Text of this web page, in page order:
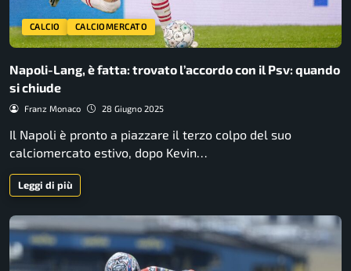
CALCIO CALCIOMERCATO
Napoli-Lang, è fatta: trovato l’accordo con il Psv: quando
si chiude
Franz Monaco 28 Giugno 2025
Il Napoli è pronto a piazzare il terzo colpo del suo
calciomercato estivo, dopo Kevin…
Leggi di più